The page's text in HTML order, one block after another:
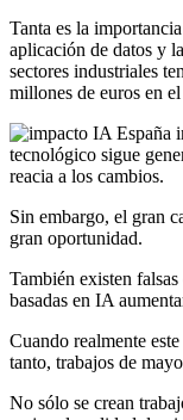
Tanta es la
aplicación de datos y
sectores industriales
millones de euros en
tecnológico sigue
reacia a los cambios.
Sin embargo, el gran
gran oportunidad.
También existen
basadas en IA
Cuando realmente
tanto, trabajos de
No sólo se crean